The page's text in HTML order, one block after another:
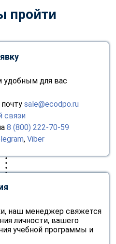
пройти
удобным для вас
sale@ecodpo.ru
связи
8 (800) 222-70-59
, Viber
наш менеджер свяжется
личности, вашего
учебной программы и